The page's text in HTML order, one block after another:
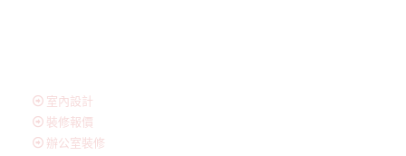
室內設計
裝修報價
辦公室裝修